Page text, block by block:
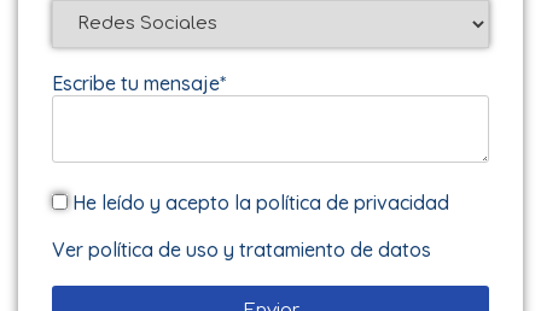
Escribe tu mensaje*
He leído y acepto la política de privacidad
Ver política de uso y tratamiento de datos